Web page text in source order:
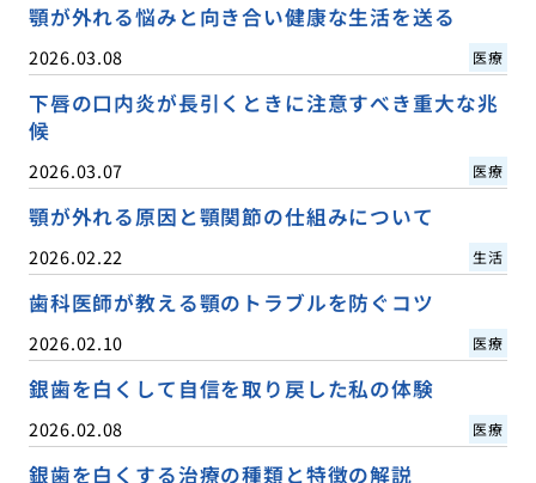
顎が外れる悩みと向き合い健康な生活を送る
2026.03.08 医療
下唇の口内炎が長引くときに注意すべき重大な兆
候
2026.03.07 医療
顎が外れる原因と顎関節の仕組みについて
2026.02.22 生活
歯科医師が教える顎のトラブルを防ぐコツ
2026.02.10 医療
銀歯を白くして自信を取り戻した私の体験
2026.02.08 医療
銀歯を白くする治療の種類と特徴の解説